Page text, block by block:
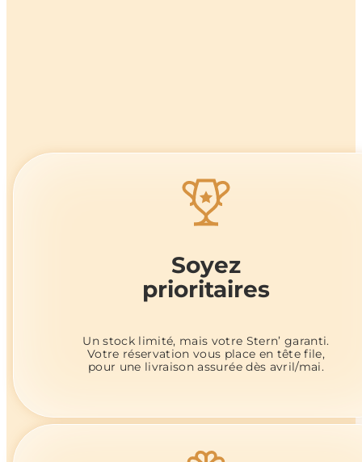
Soyez
prioritaires
Un stock limité, mais votre Stern’ garanti.
Votre réservation vous place en tête file,
pour une livraison assurée dès avril/mai.